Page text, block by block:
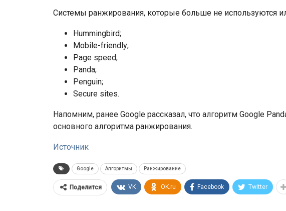
Системы ранжирования, которые больше не используются
Hummingbird;
Mobile-friendly;
Page speed;
Panda;
Penguin;
Secure sites.
Напомним, ранее Google рассказал, что алгоритм Google
основного алгоритма ранжирования.
Источник
Google Алгоритмы Ранжирование
Поделится VK OK.ru Facebook Twitter